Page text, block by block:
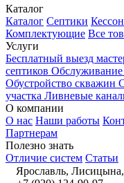
Каталог
Каталог Септики
Комплектующие Все
Услуги
Бесплатный выезд
септиков Обслуживание
Обустройство скважин
участка Ливневые
О компании
О нас Наши работы
Партнерам
Полезно знать
Отличие систем Статьи
Ярославль,